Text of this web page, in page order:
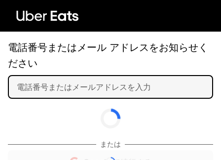
電話番号またはメール アドレスをお知らせく
ださい
または